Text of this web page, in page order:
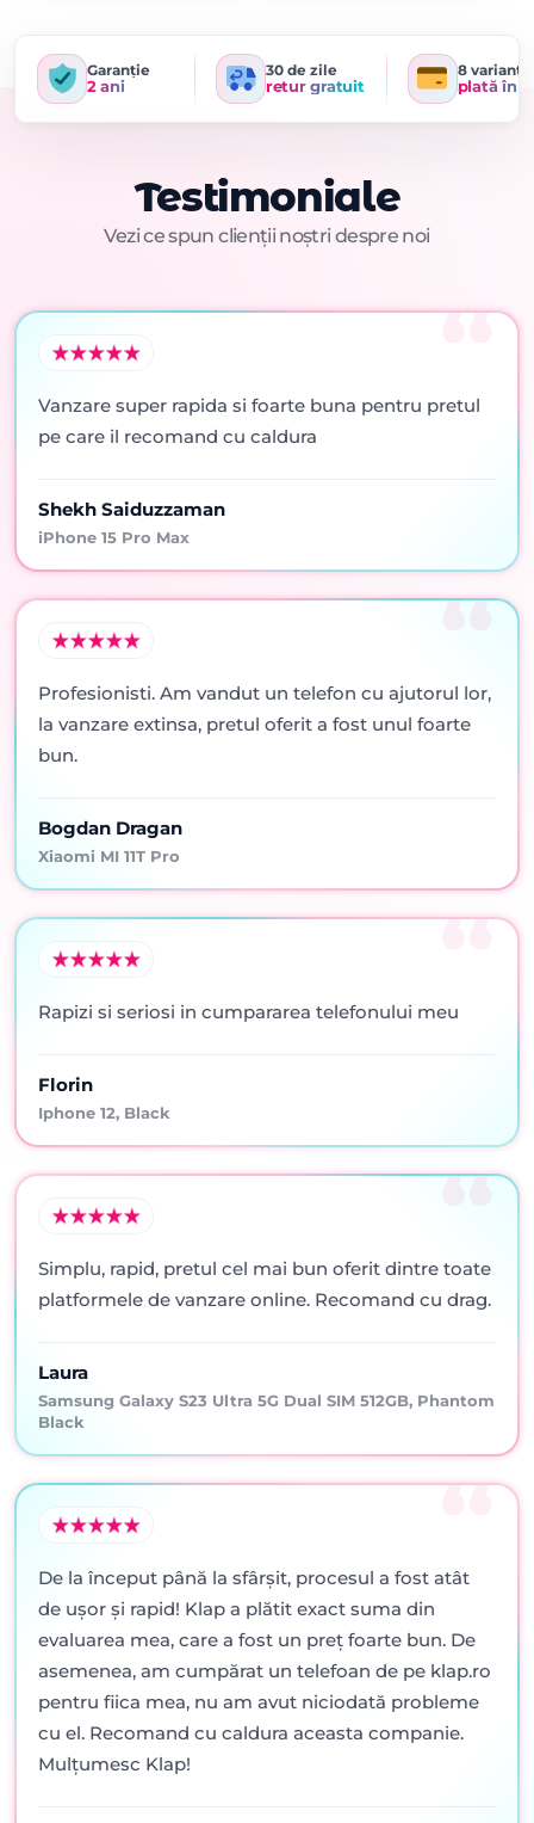
Garanție
2 ani
30 de zile
retur gratuit
8 variante
plată în
Testimoniale
Vezi ce spun clienții noștri despre noi
Vanzare super rapida si foarte buna pentru pretul
pe care il recomand cu caldura
Shekh Saiduzzaman
iPhone 15 Pro Max
Profesionisti. Am vandut un telefon cu ajutorul lor,
la vanzare extinsa, pretul oferit a fost unul foarte
bun.
Bogdan Dragan
Xiaomi MI 11T Pro
Rapizi si seriosi in cumpararea telefonului meu
Florin
Iphone 12, Black
Simplu, rapid, pretul cel mai bun oferit dintre toate
platformele de vanzare online. Recomand cu drag.
Laura
Samsung Galaxy S23 Ultra 5G Dual SIM 512GB, Phantom
Black
De la început până la sfârșit, procesul a fost atât
de ușor și rapid! Klap a plătit exact suma din
evaluarea mea, care a fost un preț foarte bun. De
asemenea, am cumpărat un telefoan de pe klap.ro
pentru fiica mea, nu am avut niciodată probleme
cu el. Recomand cu caldura aceasta companie.
Mulțumesc Klap!